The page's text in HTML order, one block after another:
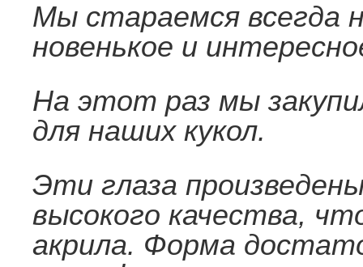
Мы стараемся всегда
новенькое и
На этот раз мы
для наших кукол.
Эти глаза
высокого качества,
акрила. Форма